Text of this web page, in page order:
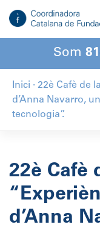
contingut
Som
Inici · 22è Cafè de
d’Anna Navarro,
tecnologia”.
22è Cafè
d’Anna